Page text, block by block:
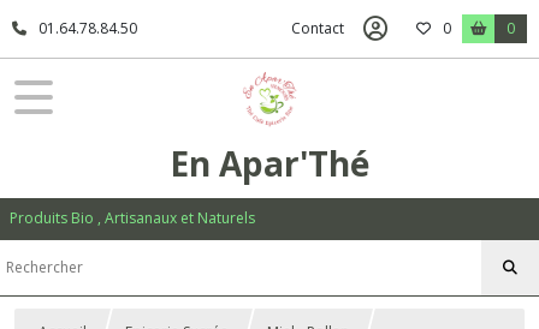
01.64.78.84.50 Contact 0 0
En Apar'Thé
Produits Bio , Artisanaux et Naturels